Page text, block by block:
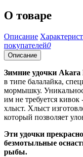
О товаре
Описание
покупателей0
Описание
Зимние удочки Akara
в типе балалайка,
мормышку.
им не требуется
хлыст. Хлыст
который позволяет
Эти удочки
безмотыльные
рыбы.